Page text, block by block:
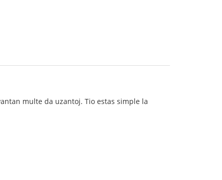
multe da uzantoj. Tio estas simple la